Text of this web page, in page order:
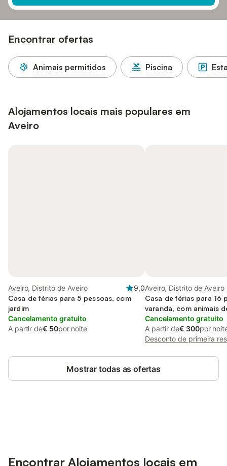
Encontrar ofertas
Animais permitidos Piscina
Alojamentos locais mais populares em
Aveiro
Aveiro, Distrito de Aveiro
9,0
Casa de férias para 5 pessoas, com
jardim
Cancelamento gratuito
A partir de€ 50por noite
Aveiro, Distrito de Aveiro
Casa de férias para 16
varanda, com animais
Cancelamento gratuito
A partir de€ 300por
Desconto de primeira
Mostrar todas as ofertas
Encontrar Alojamentos locais em